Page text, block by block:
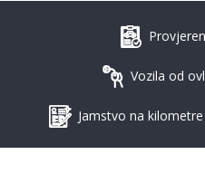
Vozila od
Jamstvo na kilometre